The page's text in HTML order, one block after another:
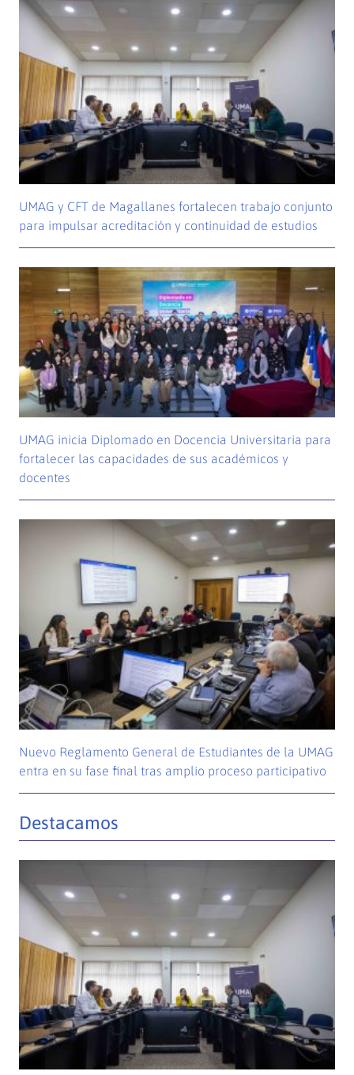
UMAG y CFT de Magallanes fortalecen trabajo conjunto
para impulsar acreditación y continuidad de estudios
UMAG inicia Diplomado en Docencia Universitaria para
fortalecer las capacidades de sus académicos y
docentes
Nuevo Reglamento General de Estudiantes de la UMAG
entra en su fase final tras amplio proceso participativo
Destacamos